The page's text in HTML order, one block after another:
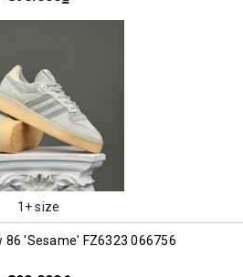
1+ size
86 'Sesame' FZ6323 066756